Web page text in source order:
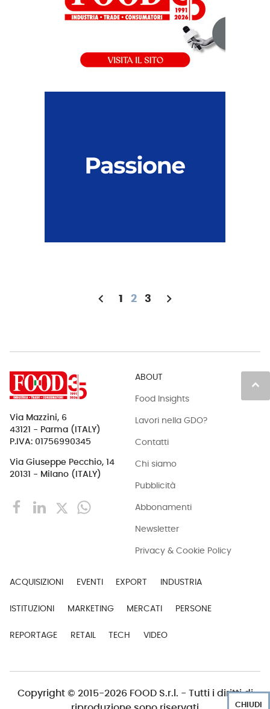
chevron_left 1 2 3 chevron_right
keyboard_arrow_up
Via Mazzini, 6
43121 - Parma (ITALY)
P.IVA: 01756990345
Via Giuseppe Pecchio, 14
20131 - Milano (ITALY)
ABOUT
Food Insights
Lavori nella GDO?
Contatti
Chi siamo
Pubblicità
Abbonamenti
Newsletter
Privacy & Cookie Policy
ACQUISIZIONI EVENTI EXPORT INDUSTRIA
ISTITUZIONI MARKETING MERCATI PERSONE
REPORTAGE RETAIL TECH VIDEO
Copyright © 2015-2026 FOOD S.r.l. - Tutti i diritti di
CHIUDI